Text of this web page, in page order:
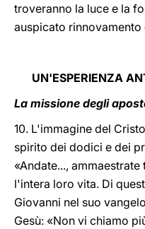
troveranno la luce e la
auspicato rinnovamento
UN'ESPERIENZA
La missione degli
10. L'immagine del
spirito dei dodici e dei
«Andate...,
l'intera loro vita. Di
Giovanni nel suo
Gesù: «Non vi chiamo